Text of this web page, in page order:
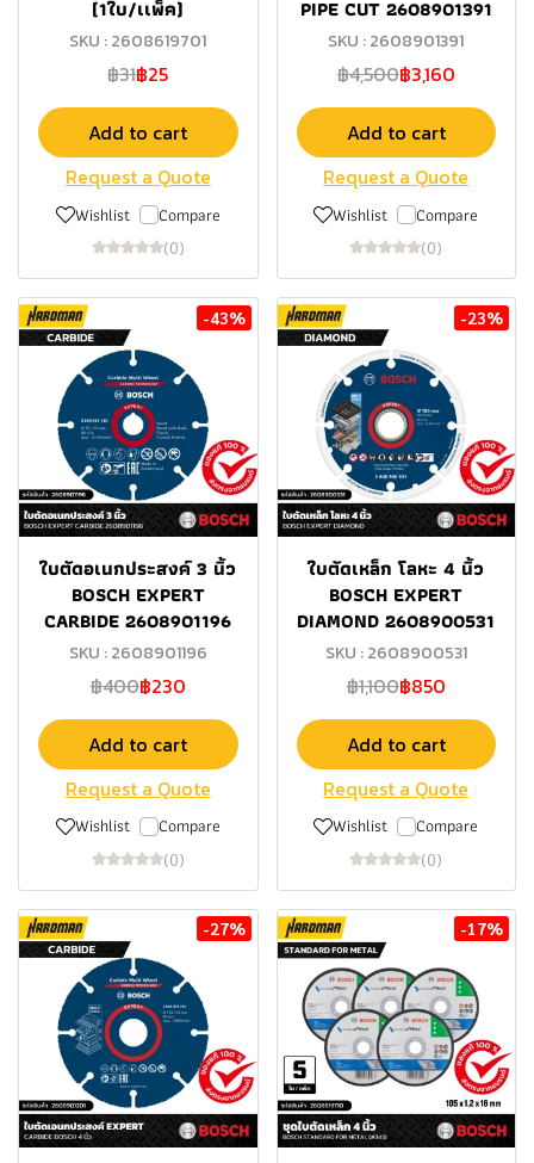
(1ใบ/เเพ็ค)
SKU : 2608619701
฿31฿25
Add to cart
Request a Quote
Wishlist Compare
(0)
PIPE CUT 2608901391
SKU : 2608901391
฿4,500฿3,160
Add to cart
Request a Quote
Wishlist Compare
(0)
-43%
ใบตัดอเนกประสงค์ 3 นิ้ว
BOSCH EXPERT
CARBIDE 2608901196
SKU : 2608901196
฿400฿230
Add to cart
Request a Quote
Wishlist Compare
(0)
-23%
ใบตัดเหล็ก โลหะ 4 นิ้ว
BOSCH EXPERT
DIAMOND 2608900531
SKU : 2608900531
฿1,100฿850
Add to cart
Request a Quote
Wishlist Compare
(0)
-27% -17%